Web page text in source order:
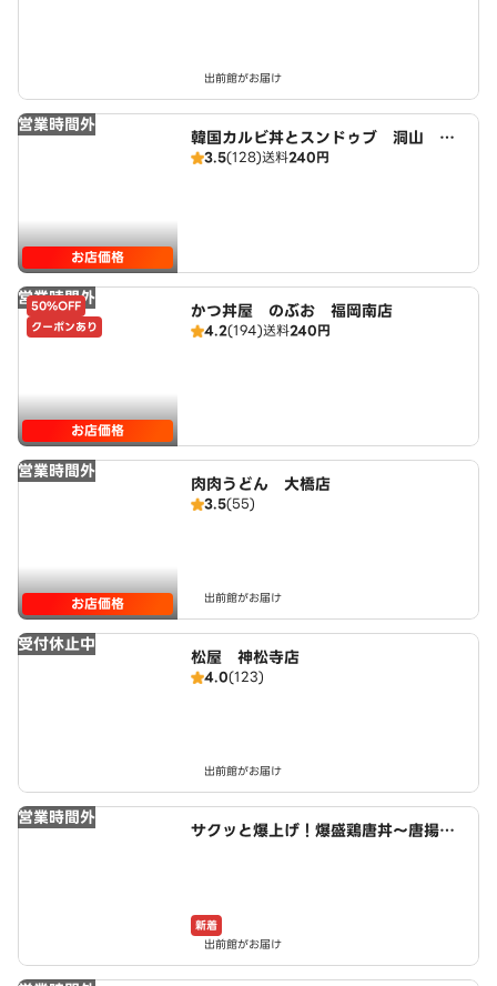
出前館がお届け
営業時間外
お店価格
韓国カルビ丼とスンドゥブ 洞山 福
岡南店
3.5(128)送料240円
営業時間外
50%OFF
クーポンあり
お店価格
かつ丼屋 のぶお 福岡南店
4.2(194)送料240円
営業時間外
お店価格
肉肉うどん 大橋店
3.5(55)
出前館がお届け
受付休止中
松屋 神松寺店
4.0(123)
出前館がお届け
営業時間外
サクッと爆上げ！爆盛鶏唐丼～唐揚げ
新着
出前館がお届け